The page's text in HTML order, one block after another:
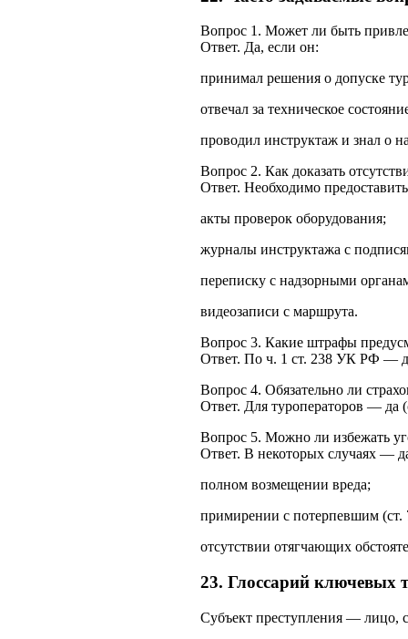
Вопрос 1. Может ли быть
Ответ. Да, если он:
принимал решения о допуске
отвечал за техническое
проводил инструктаж и знал о
Вопрос 2. Как доказать
Ответ. Необходимо
акты проверок оборудования;
журналы инструктажа с
переписку с надзорными
видеозаписи с маршрута.
Вопрос 3. Какие штрафы
Ответ. По ч. 1 ст. 238 УК РФ —
Вопрос 4. Обязательно ли
Ответ. Для туроператоров — да
Вопрос 5. Можно ли избежать
Ответ. В некоторых случаях —
полном возмещении вреда;
примирении с потерпевшим
отсутствии отягчающих
23. Глоссарий ключевых
Субъект преступления — лицо,